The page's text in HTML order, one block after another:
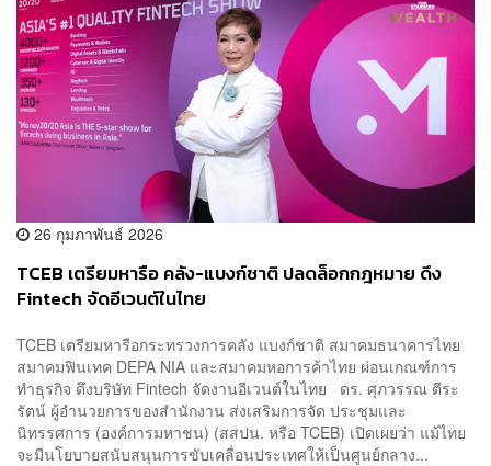
26 กุมภาพันธ์ 2026
TCEB เตรียมหารือ คลัง-แบงก์ชาติ ปลดล็อกกฎหมาย ดึง
Fintech จัดอีเวนต์ในไทย
TCEB เตรียมหารือกระทรวงการคลัง แบงก์ชาติ สมาคมธนาคารไทย
สมาคมฟินเทค DEPA NIA และสมาคมหอการค้าไทย ผ่อนเกณฑ์การ
ทำธุรกิจ ดึงบริษัท Fintech จัดงานอีเวนต์ในไทย ดร. ศุภวรรณ ตีระ
รัตน์ ผู้อำนวยการของสำนักงาน ส่งเสริมการจัด ประชุมและ
นิทรรศการ (องค์การมหาชน) (สสปน. หรือ TCEB) เปิดเผยว่า แม้ไทย
จะมีนโยบายสนับสนุนการขับเคลื่อนประเทศให้เป็นศูนย์กลาง...